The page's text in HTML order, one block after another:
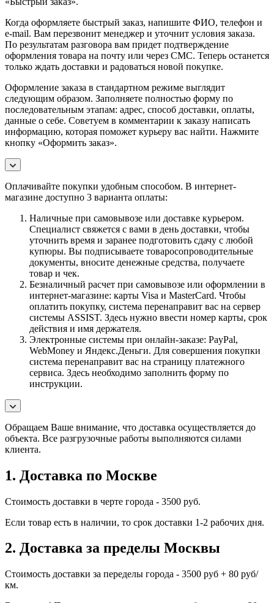
Когда оформляете быстрый заказ, напишите ФИО, телефон и
e-mail. Вам перезвонит менеджер и уточнит условия заказа.
По результатам разговора вам придет подтверждение
оформления товара на почту или через СМС. Теперь останется
только ждать доставки и радоваться новой покупке.
Оформление заказа в стандартном режиме выглядит
следующим образом. Заполняете полностью форму по
последовательным этапам: адрес, способ доставки, оплаты,
данные о себе. Советуем в комментарии к заказу написать
информацию, которая поможет курьеру вас найти. Нажмите
кнопку «Оформить заказ».
Оплачивайте покупки удобным способом. В интернет-
магазине доступно 3 варианта оплаты:
Наличные при самовывозе или доставке курьером.
Специалист свяжется с вами в день доставки, чтобы
уточнить время и заранее подготовить сдачу с любой
купюры. Вы подписываете товаросопроводительные
документы, вносите денежные средства, получаете
товар и чек.
Безналичный расчет при самовывозе или оформлении в
интернет-магазине: карты Visa и MasterCard. Чтобы
оплатить покупку, система перенаправит вас на сервер
системы ASSIST. Здесь нужно ввести номер карты, срок
действия и имя держателя.
Электронные системы при онлайн-заказе: PayPal,
WebMoney и Яндекс.Деньги. Для совершения покупки
система перенаправит вас на страницу платежного
сервиса. Здесь необходимо заполнить форму по
инструкции.
Обращаем Ваше внимание, что доставка осуществляется до
объекта. Все разгрузочные работы выполняются силами
клиента.
1. Доставка по Москве
Стоимость доставки в черте города - 3500 руб.
Если товар есть в наличии, то срок доставки 1-2 рабочих дня.
2. Доставка за пределы Москвы
Стоимость доставки за переделы города - 3500 руб + 80 руб/
км.